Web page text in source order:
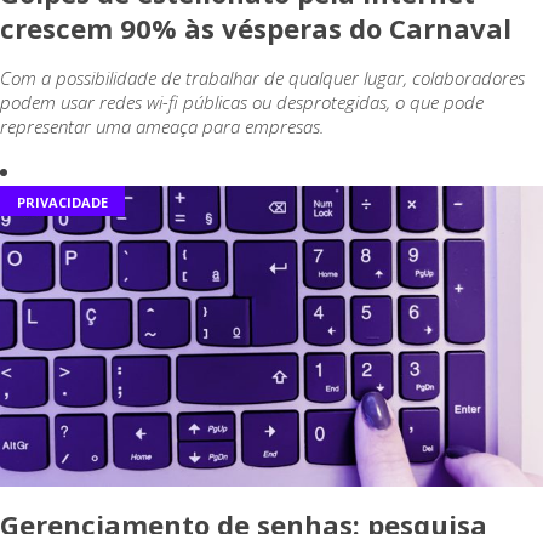
crescem 90% às vésperas do Carnaval
Com a possibilidade de trabalhar de qualquer lugar, colaboradores
podem usar redes wi-fi públicas ou desprotegidas, o que pode
representar uma ameaça para empresas.
PRIVACIDADE
Gerenciamento de senhas: pesquisa